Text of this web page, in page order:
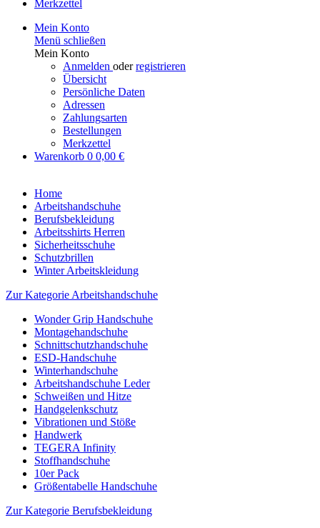
Merkzettel
Mein Konto
Menü schließen
Mein Konto
Anmelden oderregistrieren
Übersicht
Persönliche Daten
Adressen
Zahlungsarten
Bestellungen
Merkzettel
Warenkorb 0 0,00 €
Home
Arbeitshandschuhe
Berufsbekleidung
Arbeitsshirts Herren
Sicherheitsschuhe
Schutzbrillen
Winter Arbeitskleidung
Zur Kategorie Arbeitshandschuhe
Wonder Grip Handschuhe
Montagehandschuhe
Schnittschutzhandschuhe
ESD-Handschuhe
Winterhandschuhe
Arbeitshandschuhe Leder
Schweißen und Hitze
Handgelenkschutz
Vibrationen und Stöße
Handwerk
TEGERA Infinity
Stoffhandschuhe
10er Pack
Größentabelle Handschuhe
Zur Kategorie Berufsbekleidung